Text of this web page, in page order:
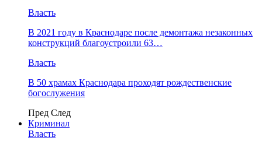
Власть
В 2021 году в Краснодаре после демонтажа незаконных
конструкций благоустроили 63…
Власть
В 50 храмах Краснодара проходят рождественские
богослужения
Пред След
Криминал
Власть